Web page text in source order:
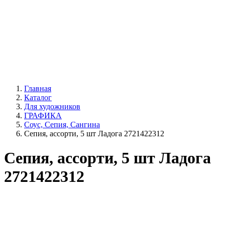
Главная
Каталог
Для художников
ГРАФИКА
Соус, Сепия, Сангина
Сепия, ассорти, 5 шт Ладога 2721422312
Сепия, ассорти, 5 шт Ладога
2721422312